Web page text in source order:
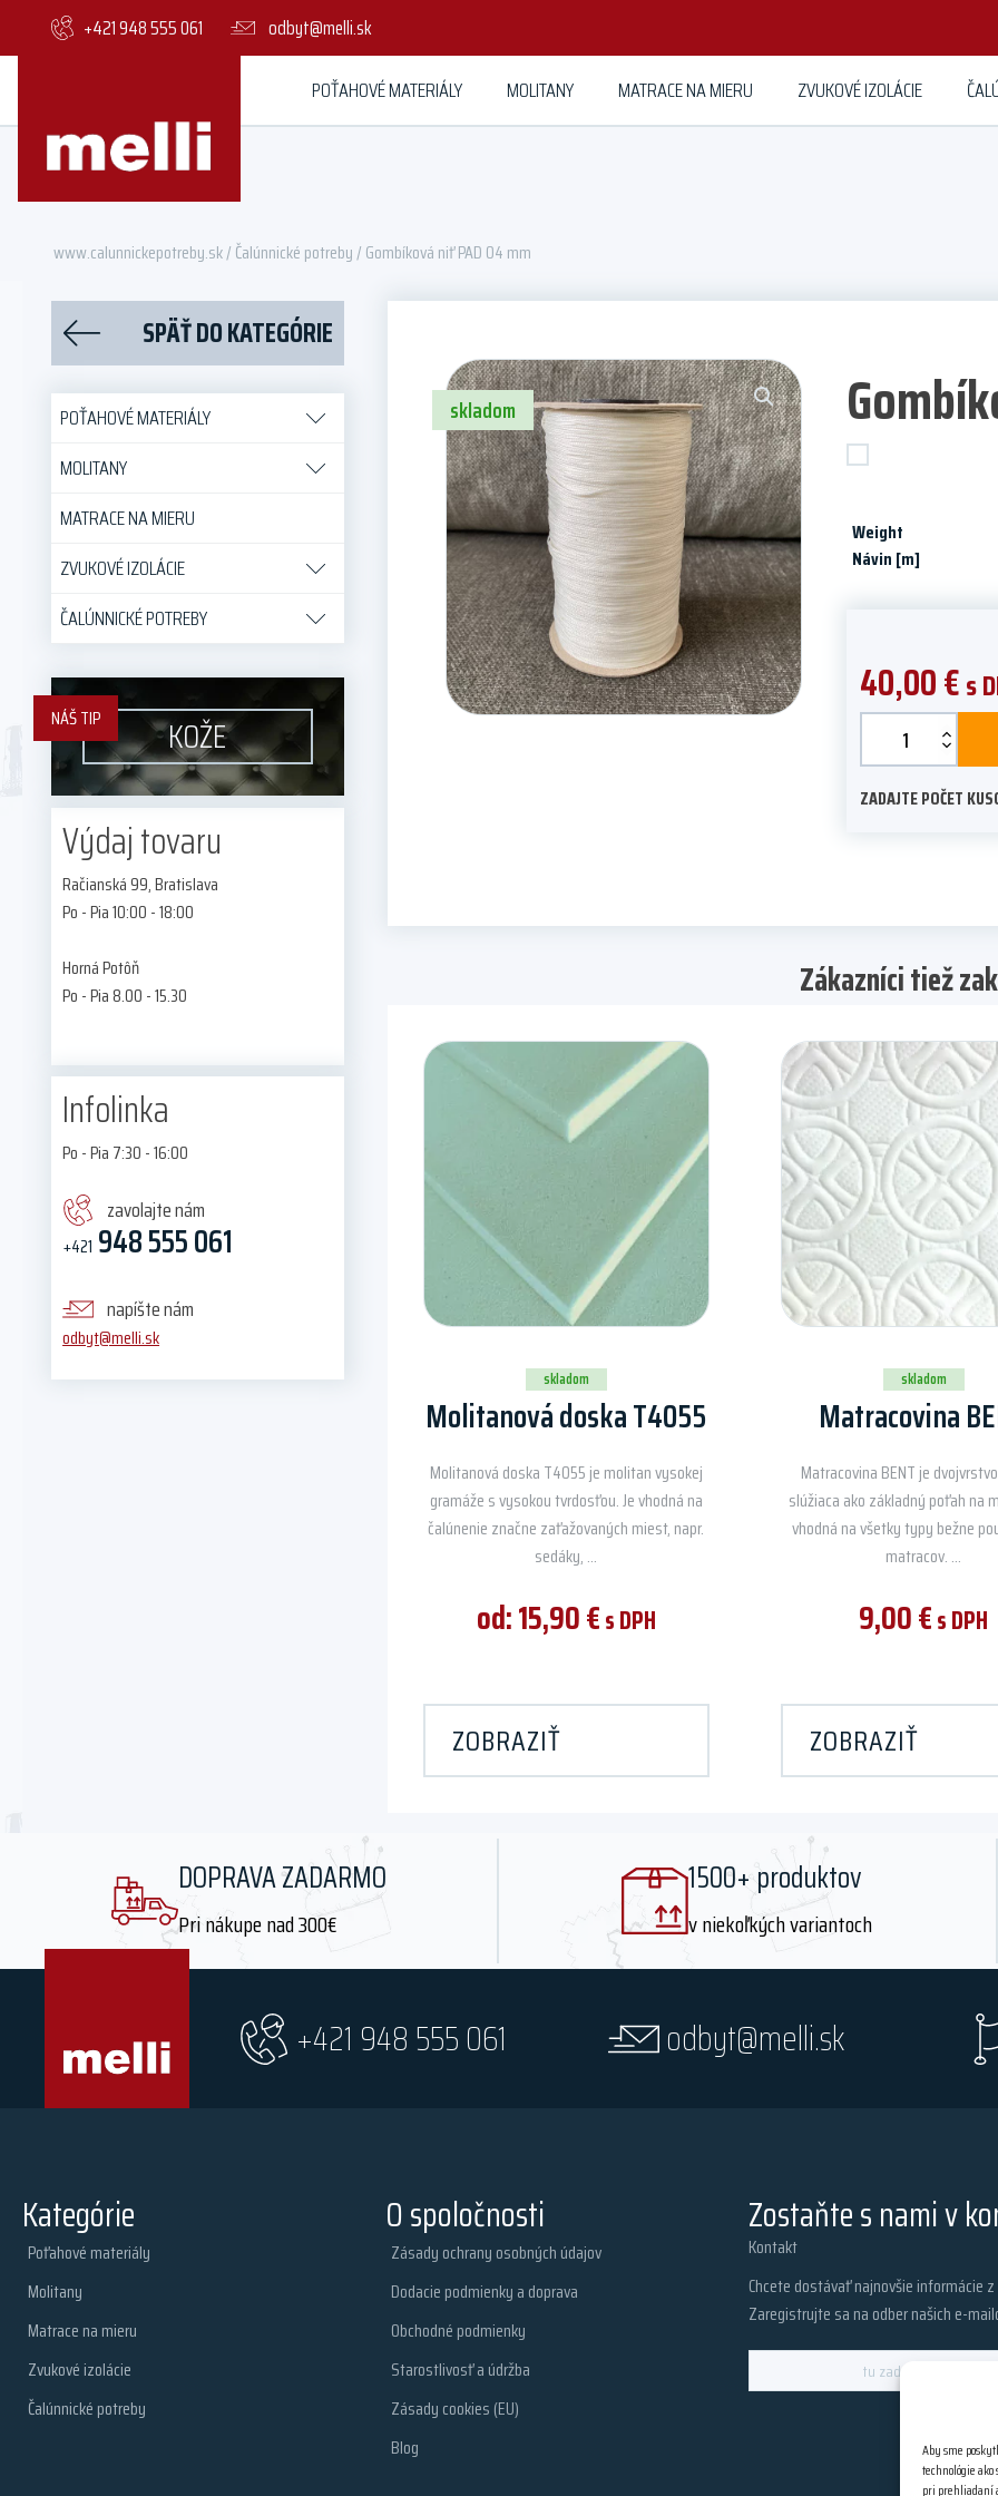
Aby sme
technológie
pri prehliadaní
+421 948 555 061 odbyt@melli.sk
POŤAHOVÉ MATERIÁLY MOLITANY MATRACE NA MIERU ZVUKOVÉ IZOLÁCIE
www.calunnickepotreby.sk/ Čalúnnické potreby/ Gombíková niť PAD 04 mm
SPÄŤ DO KATEGÓRIE
POŤAHOVÉ MATERIÁLY
MOLITANY
MATRACE NA MIERU
ZVUKOVÉ IZOLÁCIE
ČALÚNNICKÉ POTREBY
KOŽE
NÁŠ TIP
Výdaj tovaru
Račianská 99, Bratislava
Po - Pia 10:00 - 18:00
Horná Potôň
Po - Pia 8.00 - 15.30
Infolinka
Po - Pia 7:30 - 16:00
zavolajte nám
+421 948 555 061
napíšte nám
odbyt@melli.sk
skladom
Weight
Návin [m]
40,00€s
Gombíková
niť
PAD
ZADAJTE POČET
Zákazníci tiež
skladom
Molitanová doska T4055
Molitanová doska T4055 je molitan vysokej
gramáže s vysokou tvrdosťou. Je vhodná na
čalúnenie značne zaťažovaných miest, napr.
sedáky, ...
od:15,90€s DPH
ZOBRAZIŤ
This
The
options
chosen
on
page
skladom
Matracovina
Matracovina BENT je
slúžiaca ako základný poťah na
vhodná na všetky typy bežne
matracov. ...
9,00€s DPH
ZOBRAZIŤ
DOPRAVA ZADARMO
Pri nákupe nad 300€
1500+ produktov
v niekoľkých variantoch
+421 948 555 061 odbyt@melli.sk
Kategórie
Poťahové materiály
Molitany
Matrace na mieru
Zvukové izolácie
Čalúnnické potreby
O spoločnosti
Zásady ochrany osobných údajov
Dodacie podmienky a doprava
Obchodné podmienky
Starostlivosť a údržba
Zásady cookies (EU)
Blog
Zostaňte s nami v
Kontakt
Chcete dostávať najnovšie informácie
Zaregistrujte sa na odber našich e-